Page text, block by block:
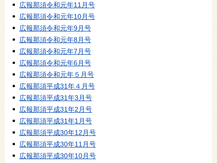
広報那須令和元年11月号
広報那須令和元年10月号
広報那須令和元年9月号
広報那須令和元年8月号
広報那須令和元年7月号
広報那須令和元年6月号
広報那須令和元年５月号
広報那須平成31年４月号
広報那須平成31年3月号
広報那須平成31年2月号
広報那須平成31年1月号
広報那須平成30年12月号
広報那須平成30年11月号
広報那須平成30年10月号